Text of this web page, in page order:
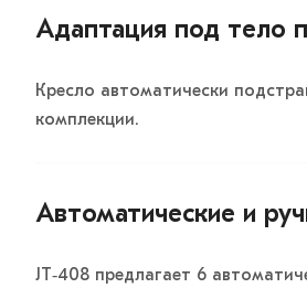
Адаптация под тело
Кресло автоматически
комплекции.
Автоматические и
JT‑408 предлагает 6